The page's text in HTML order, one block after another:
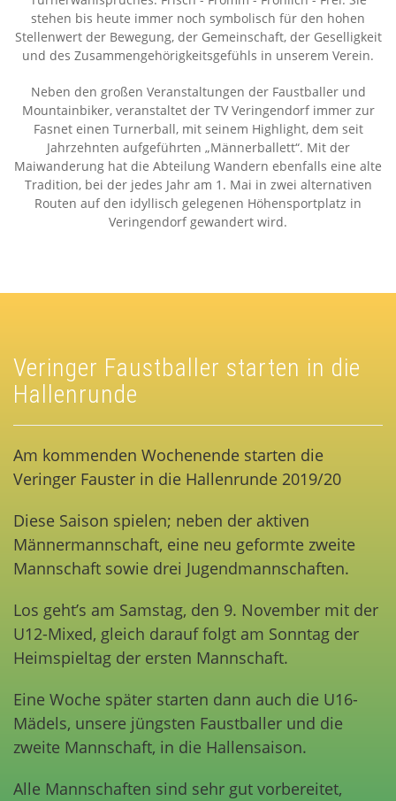
stehen bis heute immer noch symbolisch für den hohen
Stellenwert der Bewegung, der Gemeinschaft, der Geselligkeit
und des Zusammengehörigkeitsgefühls in unserem Verein.
Neben den großen Veranstaltungen der Faustballer und
Mountainbiker, veranstaltet der TV Veringendorf immer zur
Fasnet einen Turnerball, mit seinem Highlight, dem seit
Jahrzehnten aufgeführten „Männerballett“. Mit der
Maiwanderung hat die Abteilung Wandern ebenfalls eine alte
Tradition, bei der jedes Jahr am 1. Mai in zwei alternativen
Routen auf den idyllisch gelegenen Höhensportplatz in
Veringendorf gewandert wird.
Veringer Faustballer starten in die
Hallenrunde
Am kommenden Wochenende starten die
Veringer Fauster in die Hallenrunde 2019/20
Diese Saison spielen; neben der aktiven
Männermannschaft, eine neu geformte zweite
Mannschaft sowie drei Jugendmannschaften.
Los geht’s am Samstag, den 9. November mit der
U12-Mixed, gleich darauf folgt am Sonntag der
Heimspieltag der ersten Mannschaft.
Eine Woche später starten dann auch die U16-
Mädels, unsere jüngsten Faustballer und die
zweite Mannschaft, in die Hallensaison.
Alle Mannschaften sind sehr gut vorbereitet,